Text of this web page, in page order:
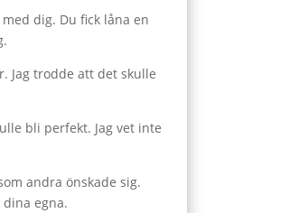
dig. Du fick låna en
Jag trodde att det skulle
bli perfekt. Jag vet inte
andra önskade sig.
egna.